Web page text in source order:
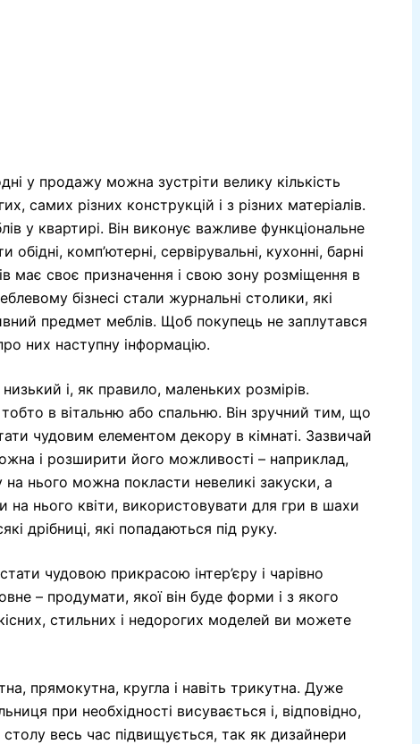
у продажу можна зустріти велику кількість
самих різних конструкцій і з різних матеріалів.
у квартирі. Він виконує важливе функціональне
комп’ютерні, сервірувальні, кухонні, барні
має своє призначення і свою зону розміщення в
бізнесі стали журнальні столики, які
предмет меблів. Щоб покупець не заплутався
них наступну інформацію.
і, як правило, маленьких розмірів.
в вітальню або спальню. Він зручний тим, що
чудовим елементом декору в кімнаті. Зазвичай
і розширити його можливості – наприклад,
нього можна покласти невеликі закуски, а
нього квіти, використовувати для гри в шахи
дрібниці, які попадаються під руку.
чудовою прикрасою інтер’єру і чарівно
– продумати, якої він буде форми і з якого
стильних і недорогих моделей ви можете
прямокутна, кругла і навіть трикутна. Дуже
при необхідності висувається і, відповідно,
весь час підвищується, так як дизайнери